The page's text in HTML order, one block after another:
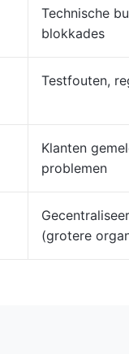
Technische
blokkades
Testfouten,
Klanten
problemen
(grotere